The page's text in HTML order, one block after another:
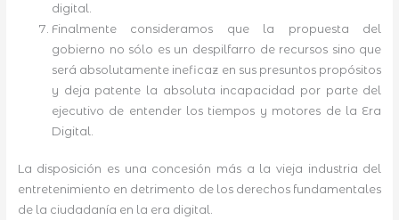
digital.
Finalmente consideramos que la propuesta del
gobierno no sólo es un despilfarro de recursos sino que
será absolutamente ineficaz en sus presuntos propósitos
y deja patente la absoluta incapacidad por parte del
ejecutivo de entender los tiempos y motores de la Era
Digital.
La disposición es una concesión más a la vieja industria del
entretenimiento en detrimento de los derechos fundamentales
de la ciudadanía en la era digital.